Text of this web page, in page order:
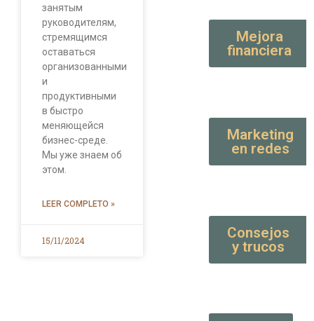
занятым
руководителям,
стремящимся
оставаться
организованными
и
продуктивными
в быстро
меняющейся
бизнес-среде.
Мы уже знаем об
этом.
LEER COMPLETO »
15/11/2024
Mejora
financiera
Marketing
en redes
Consejos
y trucos